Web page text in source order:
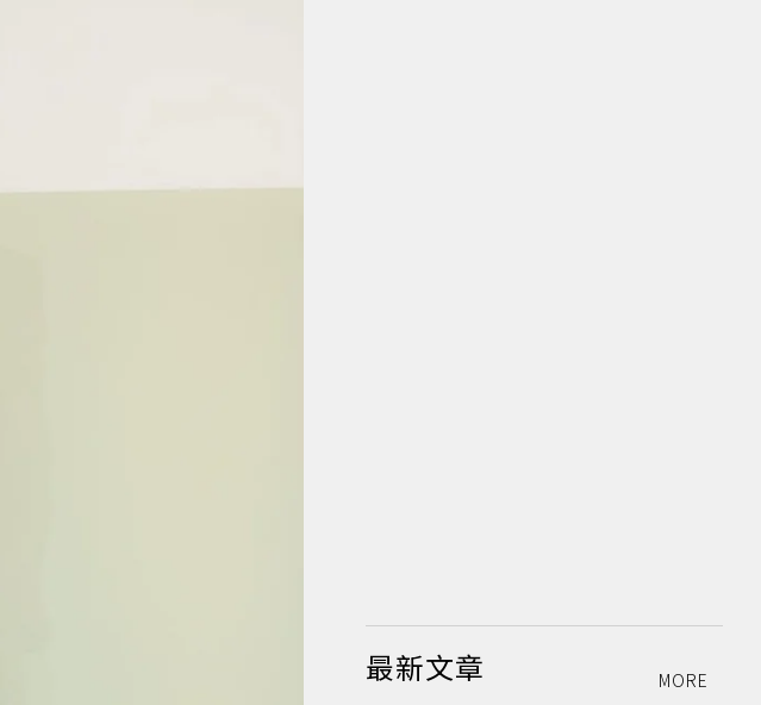
最新文章 MORE